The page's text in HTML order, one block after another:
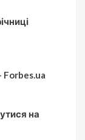
Forbes.ua
на